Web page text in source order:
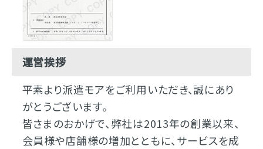
運営挨拶
平素より派遣モアをご利用いただき、誠にあり
がとうございます。
皆さまのおかげで、弊社は2013年の創業以来、
会員様や店舗様の増加とともに、サービスを成